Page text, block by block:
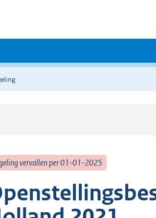
vervallen per 01-01-2025